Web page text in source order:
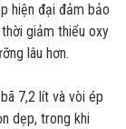
hiện đại đảm bảo
giảm thiểu oxy
lâu hơn.
7,2 lít và vòi ép
dẹp, trong khi